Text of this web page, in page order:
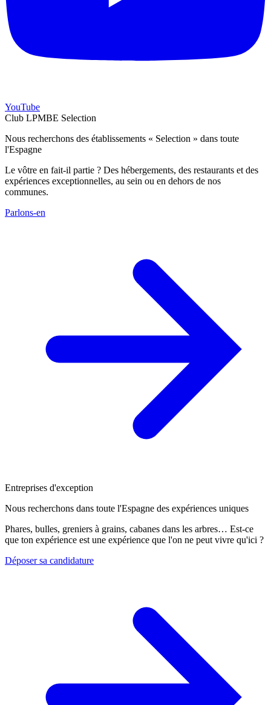
YouTube
Club LPMBE Selection
Nous recherchons des établissements « Selection » dans toute
l'Espagne
Le vôtre en fait-il partie ? Des hébergements, des restaurants et des
expériences exceptionnelles, au sein ou en dehors de nos
communes.
Parlons-en
Entreprises d'exception
Nous recherchons dans toute l'Espagne des expériences uniques
Phares, bulles, greniers à grains, cabanes dans les arbres… Est-ce
que ton expérience est une expérience que l'on ne peut vivre qu'ici ?
Déposer sa candidature